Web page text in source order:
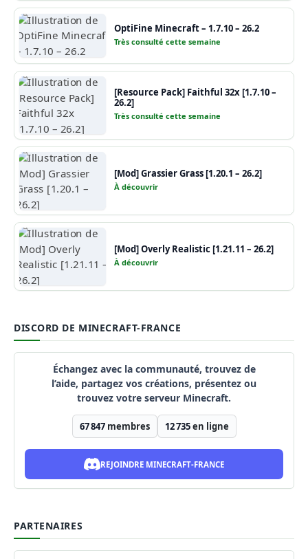
OptiFine Minecraft – 1.7.10 – 26.2
Très consulté cette semaine
[Resource Pack] Faithful 32x [1.7.10 –
26.2]
Très consulté cette semaine
[Mod] Grassier Grass [1.20.1 – 26.2]
À découvrir
[Mod] Overly Realistic [1.21.11 – 26.2]
À découvrir
DISCORD DE MINECRAFT-FRANCE
Échangez avec la communauté, trouvez de
l’aide, partagez vos créations, présentez ou
trouvez votre serveur Minecraft.
67 847membres 12 735en ligne
REJOINDRE MINECRAFT-FRANCE
PARTENAIRES